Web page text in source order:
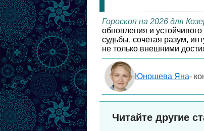
Гороскоп на 2026 для
обновления и устойчивого
судьбы, сочетая разум,
не только внешними
Юношева Яна-
Читайте другие